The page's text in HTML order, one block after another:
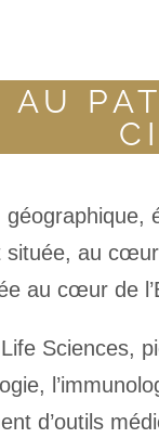
AU
au cœur
au cœur de
Sciences,
d’outils